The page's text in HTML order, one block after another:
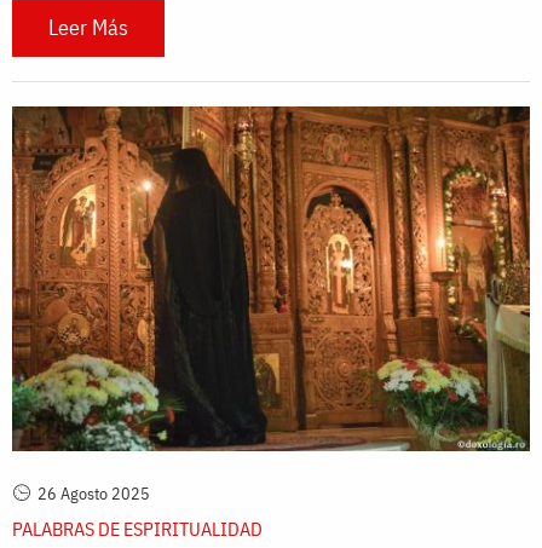
Leer Más
26 Agosto 2025
PALABRAS DE ESPIRITUALIDAD